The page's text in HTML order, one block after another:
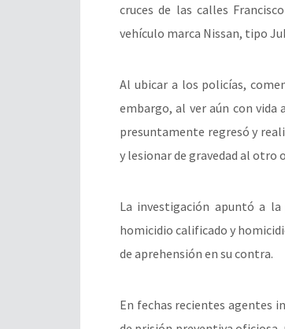
cruces de las calles
vehículo marca Nissan, tipo
Al ubicar a los policías,
embargo, al ver aún con vida
presuntamente regresó y
y lesionar de gravedad al otro
La investigación apuntó a
homicidio calificado y
de aprehensión en su contra.
En fechas recientes agentes